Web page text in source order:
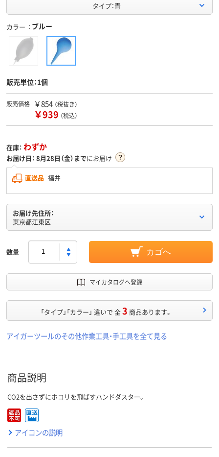
タイプ：青
カラー ブルー
販売単位：1個
販売価格 ￥854 （税抜き）
￥939 （税込）
在庫： わずか
お届け日： 8月28日（金）までにお届け
直送品 福井
お届け先住所：
東京都江東区
数量 カゴへ
マイカタログへ登録
「タイプ」「カラー」 違いで 全3 商品あります。
アイガーツールのその他作業工具・手工具を全て見る
商品説明
CO2を出さずにホコリを飛ばすハンドダスター。
アイコンの説明